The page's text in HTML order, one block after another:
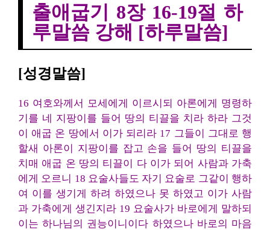
출애굽기 8장 16-19절 하
루말씀 강해 [하루말씀]
[성경말씀]
16 여호와께서 모세에게 이르시되 아론에게 명령하
기를 네 지팡이를 들어 땅의 티끌을 치라 하라 그것
이 애굽 온 땅에서 이가 되리라 17 그들이 그대로 행
할새 아론이 지팡이를 잡고 손을 들어 땅의 티끌을
치매 애굽 온 땅의 티끌이 다 이가 되어 사람과 가축
에게 오르니 18 요술사들도 자기 요술로 그같이 행하
여 이를 생기게 하려 하였으나 못 하였고 이가 사람
과 가축에게 생긴지라 19 요술사가 바로에게 말하되
이는 하나님의 권능이니이다 하였으나 바로의 마음